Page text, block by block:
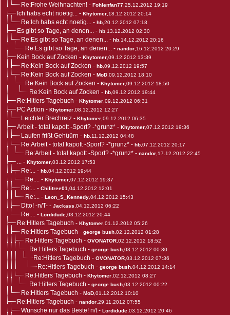
Re:Frohe Weihnachten! - Fohlenfan77 ,25.12.2012 19:19
Ich habs echt noetig... - Khytomer ,18.12.2012 20:14
Re:Ich habs echt noetig... - hb ,20.12.2012 07:18
Es gibt so Tage, an denen... - hb ,13.12.2012 02:30
Re:Es gibt so Tage, an denen... - hb ,14.12.2012 20:16
Re:Es gibt so Tage, an denen... - nandor ,16.12.2012 20:29
Kein Bock auf Zocken - Khytomer ,09.12.2012 13:39
Re:Kein Bock auf Zocken - hb ,09.12.2012 19:57
Re:Kein Bock auf Zocken - MoD ,09.12.2012 18:10
Re:Kein Bock auf Zocken - Khytomer ,09.12.2012 18:50
Re:Kein Bock auf Zocken - hb ,09.12.2012 19:44
Re:Hitlers Tagebuch - Khytomer ,09.12.2012 06:31
PC Action - Khytomer ,08.12.2012 12:27
Leichter Brechreiz - Khytomer ,09.12.2012 06:35
Arbeit - total kapott -Sport? -*grunz* - Khytomer ,07.12.2012 19:36
Laufen frißt Gehüürn - hb ,11.12.2012 04:48
Re:Arbeit - total kapott -Sport? -*grunz* - hb ,07.12.2012 20:17
Re:Arbeit - total kapott -Sport? -*grunz* - nandor ,17.12.2012 22:45
... - Khytomer ,03.12.2012 17:53
Re:... - hb ,04.12.2012 19:44
Re:... - Khytomer ,07.12.2012 19:37
Re:... - Chilitree01 ,04.12.2012 12:01
Re:... - Leon_S_Kennedy ,04.12.2012 15:43
Dito! -n/T- - Jackass ,04.12.2012 06:22
Re:... - Lordidude ,03.12.2012 20:44
Re:Hitlers Tagebuch - Khytomer ,01.12.2012 05:26
Re:Hitlers Tagebuch - george bush ,02.12.2012 01:28
Re:Hitlers Tagebuch - OVONATOR ,02.12.2012 18:52
Re:Hitlers Tagebuch - george bush ,03.12.2012 00:30
Re:Hitlers Tagebuch - OVONATOR ,03.12.2012 07:36
Re:Hitlers Tagebuch - george bush ,04.12.2012 14:14
Re:Hitlers Tagebuch - Khytomer ,02.12.2012 08:27
Re:Hitlers Tagebuch - george bush ,03.12.2012 00:22
Re:Hitlers Tagebuch - MoD ,01.12.2012 10:10
Re:Hitlers Tagebuch - nandor ,29.11.2012 07:55
Wünsche nur das Beste! n/t- Lordidude ,03.12.2012 20:46